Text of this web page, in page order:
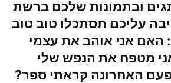
ובתמונות שלכם ברשת
עליכם תסתכלו טוב טוב
האם אני אוהב את עצמי
מטפח את הנפש שלי
האחרונה קראתי ספר?